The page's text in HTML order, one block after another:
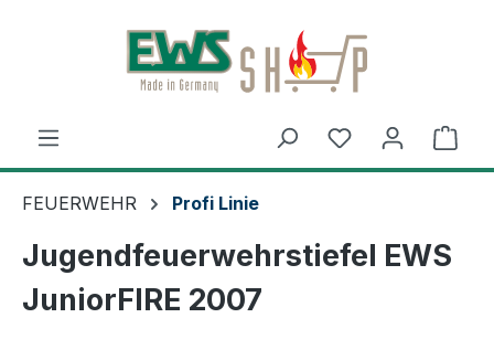
Zum Hauptinhalt springen
FEUERWEHR Profi Linie
Jugendfeuerwehrstiefel EWS
JuniorFIRE 2007